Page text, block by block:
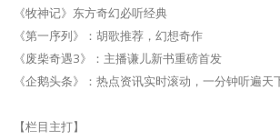
《牧神记》东方奇幻必听经典
《第一序列》：胡歌推荐，幻想奇作
《废柴奇遇3》：主播谦儿新书重磅首发
《企鹅头条》：热点资讯实时滚动，一分钟听遍天
【栏目主打】